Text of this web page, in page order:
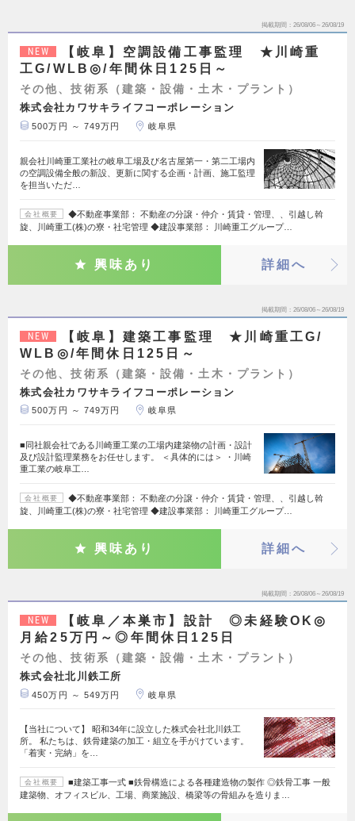
掲載期間 26/08/06～26/08/19
NEW
【岐阜】空調設備工事監理 ★川崎重
工G/WLB◎/年間休日125日～
その他、技術系（建築・設備・土木・プラント）
株式会社カワサキライフコーポレーション
500万円 ～ 749万円 岐阜県
親会社川崎重工業社の岐阜工場及び名古屋第一・第二工場内
の空調設備全般の新設、更新に関する企画・計画、施工監理
を担当いただ…
会社概要
◆不動産事業部： 不動産の分譲・仲介・賃貸・管理、、引越し斡
旋、川崎重工(株)の寮・社宅管理 ◆建設事業部： 川崎重工グループ…
興味あり 詳細へ
掲載期間 26/08/06～26/08/19
NEW
【岐阜】建築工事監理 ★川崎重工G/
WLB◎/年間休日125日～
その他、技術系（建築・設備・土木・プラント）
株式会社カワサキライフコーポレーション
500万円 ～ 749万円 岐阜県
■同社親会社である川崎重工業の工場内建築物の計画・設計
及び設計監理業務をお任せします。 ＜具体的には＞ ・川崎
重工業の岐阜工…
会社概要
◆不動産事業部： 不動産の分譲・仲介・賃貸・管理、、引越し斡
旋、川崎重工(株)の寮・社宅管理 ◆建設事業部： 川崎重工グループ…
興味あり 詳細へ
掲載期間 26/08/06～26/08/19
NEW
【岐阜／本巣市】設計 ◎未経験OK◎
月給25万円～◎年間休日125日
その他、技術系（建築・設備・土木・プラント）
株式会社北川鉄工所
450万円 ～ 549万円 岐阜県
【当社について】 昭和34年に設立した株式会社北川鉄工
所。 私たちは、鉄骨建築の加工・組立を手がけています。
「着実・完納」を…
会社概要
■建築工事一式 ■鉄骨構造による各種建造物の製作 ◎鉄骨工事 一般
建築物、オフィスビル、工場、商業施設、橋梁等の骨組みを造りま…